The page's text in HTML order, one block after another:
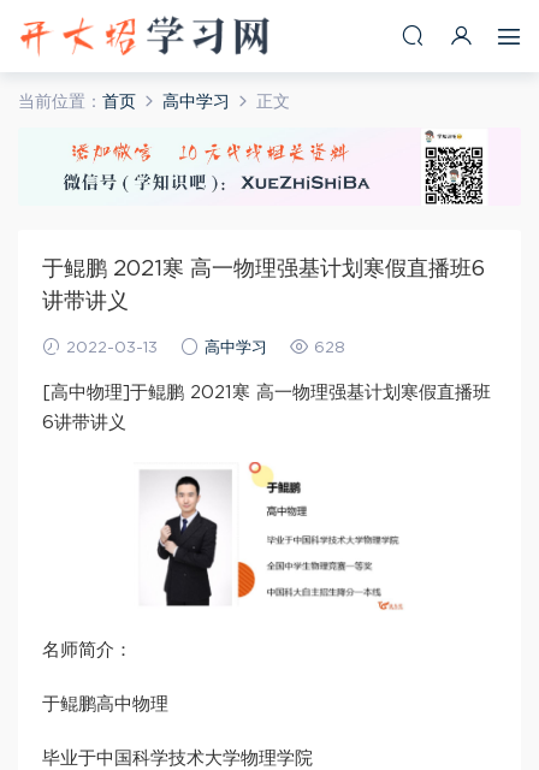
当前位置： 首页 高中学习 正文
于鲲鹏 2021寒 高一物理强基计划寒假直播班6
讲带讲义
2022-03-13 高中学习 628
[高中物理]于鲲鹏 2021寒 高一物理强基计划寒假直播班
6讲带讲义
名师简介：
于鲲鹏高中物理
毕业于中国科学技术大学物理学院